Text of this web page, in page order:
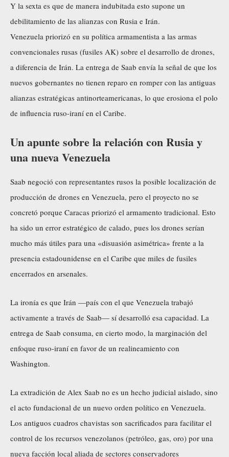
Y la sexta es que de manera indubitada esto supone un
debilitamiento de las alianzas con Rusia e Irán.
Venezuela priorizó en su política armamentista a las armas
convencionales rusas (fusiles AK) sobre el desarrollo de drones,
a diferencia de Irán. La entrega de Saab envía la señal de que los
nuevos gobernantes no tienen reparo en romper con las antiguas
alianzas estratégicas antinorteamericanas, lo que erosiona el polo
de influencia ruso-iraní en el Caribe.
Un apunte sobre la relación con Rusia y
una nueva Venezuela
Saab negoció con representantes rusos la posible localización de
producción de drones en Venezuela, pero el proyecto no se
concretó porque Caracas priorizó el armamento tradicional. Esto
ha sido un error estratégico de calado, pues los drones serían
mucho más útiles para una «disuasión asimétrica» frente a la
presencia estadounidense en el Caribe que miles de fusiles
encerrados en arsenales.
La ironía es que Irán —país con el que Venezuela trabajó
activamente a través de Saab— sí desarrolló esa capacidad. La
entrega de Saab consuma, en cierto modo, la marginación del
enfoque ruso-iraní en favor de un realineamiento con
Washington.
La extradición de Alex Saab no es un hecho judicial aislado, sino
el acto fundacional de un nuevo orden político en Venezuela.
Los antiguos cuadros chavistas son sacrificados para facilitar el
control de los recursos venezolanos (petróleo, gas, oro) por una
nueva facción local aliada de sectores conservadores